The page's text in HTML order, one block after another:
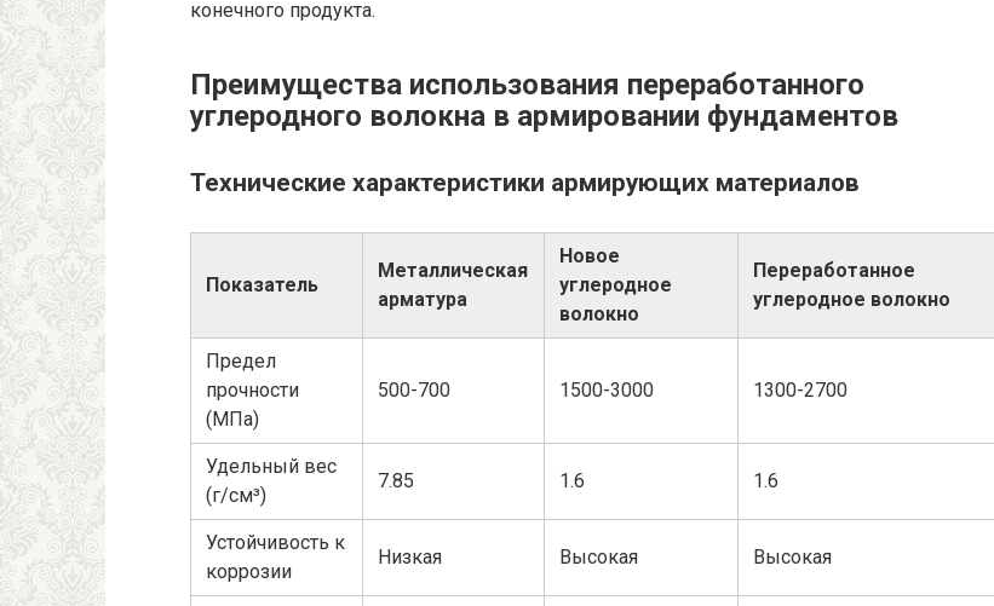
конечного продукта.
Преимущества использования переработанного
углеродного волокна в армировании фундаментов
Технические характеристики армирующих материалов
Показатель
Металлическая
арматура
Новое
углеродное
волокно
Переработанное
углеродное волокно
Предел
прочности
(МПа)
500-700 1500-3000 1300-2700
Удельный вес
(г/см³)
7.85 1.6 1.6
Устойчивость к
коррозии
Низкая Высокая Высокая